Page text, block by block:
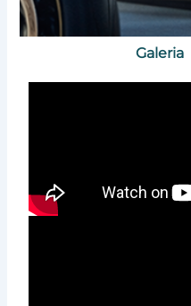
Galeria